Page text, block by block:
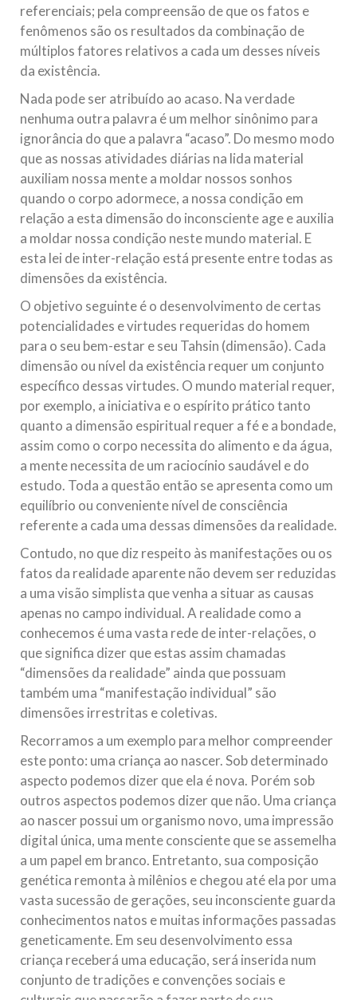
referenciais; pela compreensão de que os fatos e
fenômenos são os resultados da combinação de
múltiplos fatores relativos a cada um desses níveis
da existência.
Nada pode ser atribuído ao acaso. Na verdade
nenhuma outra palavra é um melhor sinônimo para
ignorância do que a palavra “acaso”. Do mesmo modo
que as nossas atividades diárias na lida material
auxiliam nossa mente a moldar nossos sonhos
quando o corpo adormece, a nossa condição em
relação a esta dimensão do inconsciente age e auxilia
a moldar nossa condição neste mundo material. E
esta lei de inter-relação está presente entre todas as
dimensões da existência.
O objetivo seguinte é o desenvolvimento de certas
potencialidades e virtudes requeridas do homem
para o seu bem-estar e seu Tahsin (dimensão). Cada
dimensão ou nível da existência requer um conjunto
específico dessas virtudes. O mundo material requer,
por exemplo, a iniciativa e o espírito prático tanto
quanto a dimensão espiritual requer a fé e a bondade,
assim como o corpo necessita do alimento e da água,
a mente necessita de um raciocínio saudável e do
estudo. Toda a questão então se apresenta como um
equilíbrio ou conveniente nível de consciência
referente a cada uma dessas dimensões da realidade.
Contudo, no que diz respeito às manifestações ou os
fatos da realidade aparente não devem ser reduzidas
a uma visão simplista que venha a situar as causas
apenas no campo individual. A realidade como a
conhecemos é uma vasta rede de inter-relações, o
que significa dizer que estas assim chamadas
“dimensões da realidade” ainda que possuam
também uma “manifestação individual” são
dimensões irrestritas e coletivas.
Recorramos a um exemplo para melhor compreender
este ponto: uma criança ao nascer. Sob determinado
aspecto podemos dizer que ela é nova. Porém sob
outros aspectos podemos dizer que não. Uma criança
ao nascer possui um organismo novo, uma impressão
digital única, uma mente consciente que se assemelha
a um papel em branco. Entretanto, sua composição
genética remonta à milênios e chegou até ela por uma
vasta sucessão de gerações, seu inconsciente guarda
conhecimentos natos e muitas informações passadas
geneticamente. Em seu desenvolvimento essa
criança receberá uma educação, será inserida num
conjunto de tradições e convenções sociais e